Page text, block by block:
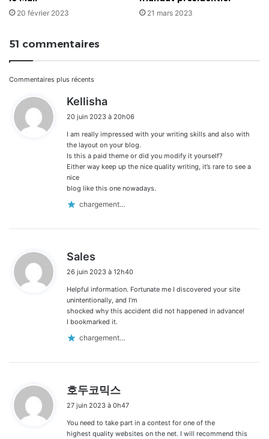
20 février 2023 21 mars 2023
51 commentaires
Navigation
dans
les
commentaires
Commentaires plus récents
Kellisha
t
20 juin 2023 à 20h06
I am really impressed with your writing skills and also with
the layout on your blog.
Is this a paid theme or did you modify it yourself?
Either way keep up the nice quality writing, it’s rare to see a
nice
blog like this one nowadays.
chargement…
Sales
t
:
26 juin 2023 à 12h40
Helpful information. Fortunate me I discovered your site
unintentionally, and I’m
shocked why this accident did not happened in advance!
I bookmarked it.
chargement…
호두코믹스
t
:
27 juin 2023 à 0h47
You need to take part in a contest for one of the
highest quality websites on the net. I will recommend this